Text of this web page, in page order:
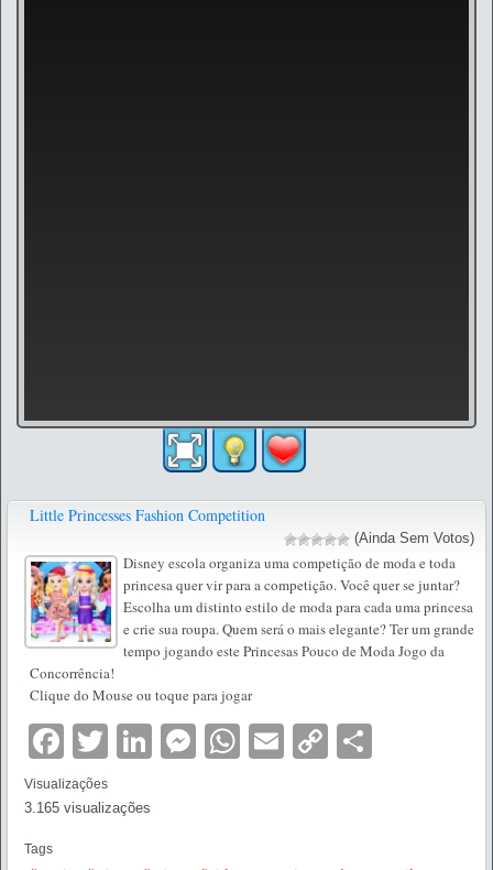
Little Princesses Fashion Competition
(Ainda Sem Votos)
Disney escola organiza uma competição de moda e toda
princesa quer vir para a competição. Você quer se juntar?
Escolha um distinto estilo de moda para cada uma princesa
e crie sua roupa. Quem será o mais elegante? Ter um grande
tempo jogando este Princesas Pouco de Moda Jogo da
Concorrência!
Clique do Mouse ou toque para jogar
Facebook
TwitterLinkedIn
Messenger
WhatsApp
EmailCopy
Visualizações
3.165 visualizações
Tags